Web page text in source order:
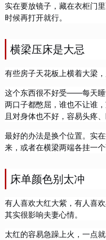
实在要放镜子，藏在衣柜门
时候再打开就行。
横梁压床是大忌
有些房子天花板上横着大梁，
这个东西很不好受——每天睡
两口子都憋屈，谁也不让谁
且对身体也不好，容易头疼、
最好的办法是换个位置。实
来，或者在横梁两端各挂一
床单颜色别太冲
有人喜欢大红大紫，有人喜
其实很影响夫妻心情。
太红的容易急躁上火，一点